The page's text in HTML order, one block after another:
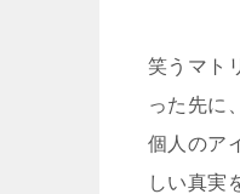
笑うマト
った先に
個人のア
しい真実